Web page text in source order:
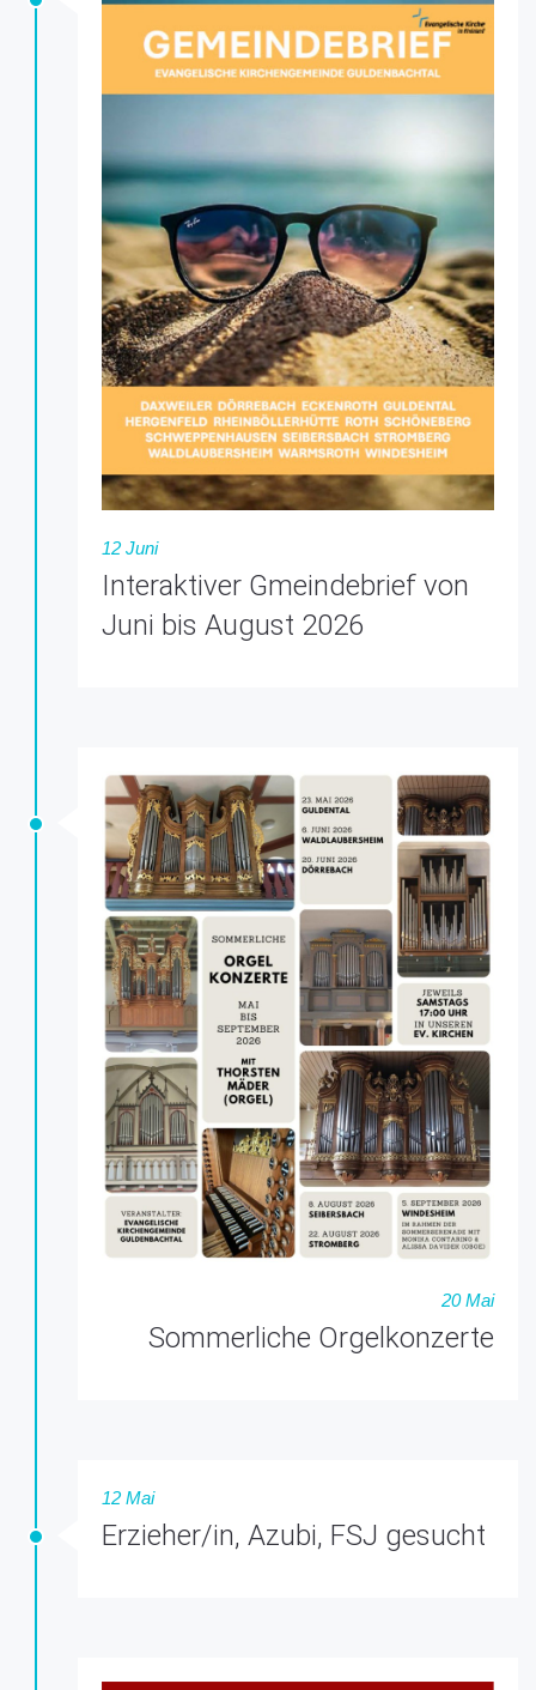
12 Juni
Interaktiver Gmeindebrief von
Juni bis August 2026
20 Mai
Sommerliche Orgelkonzerte
12 Mai
Erzieher/in, Azubi, FSJ gesucht